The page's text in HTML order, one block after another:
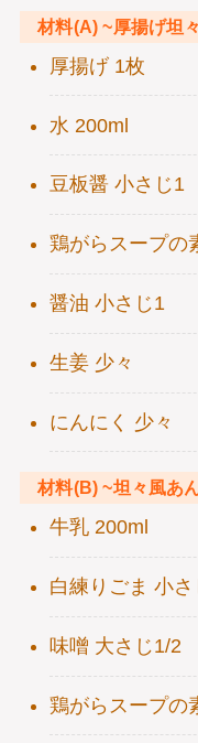
材料(A) ~厚揚げ坦
厚揚げ 1枚
水 200ml
豆板醤 小さじ1
鶏がらスープの
醤油 小さじ1
生姜 少々
にんにく 少々
材料(B) ~坦々風あ
牛乳 200ml
白練りごま 小さ
味噌 大さじ1/2
鶏がらスープの